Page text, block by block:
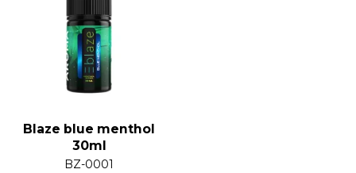
Blaze blue menthol
30ml
BZ-0001